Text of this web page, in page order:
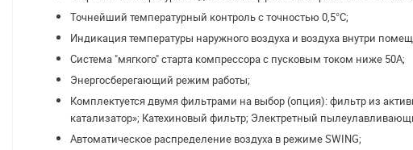
Точнейший температурный контроль с точностью 0,5°C;
Индикация температуры наружного воздуха и воздуха внутри
Система "мягкого" старта компрессора с пусковым током ниже 50А;
Энергосберегающий режим работы;
Комплектуется двумя фильтрами на выбор (опция): фильтр из
катализатор»; Катехиновый фильтр; Электретный
Автоматическое распределение воздуха в режиме SWING;